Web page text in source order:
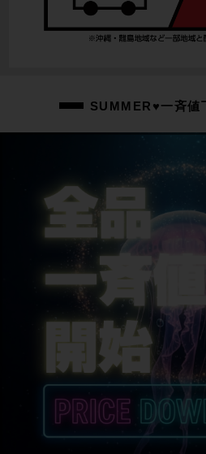
SHIMANO ULTEGRA BR-R8170
BONTRAGER PRO ISOCORE / 420mm
シートポスト
BONTRAGER
BONTRAGER AEOLUS ELITE
中古：B（使用感少な目/小キズ、ヨゴレ少々
ホイールのラチェット音大きめのモデルです
右シートステーに欠け、サドルレール(クラ
ューブ・左クランクアームに小傷、バーテ
SUMMER♥一斉値